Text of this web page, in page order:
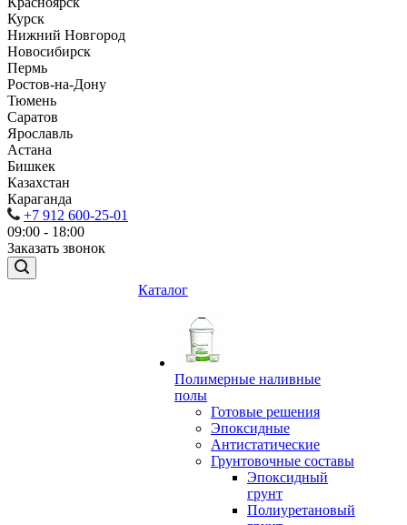
Курск
Нижний Новгород
Новосибирск
Пермь
Ростов-на-Дону
Тюмень
Саратов
Ярославль
Астана
Бишкек
Казахстан
Караганда
+7 912 600-25-01
09:00 - 18:00
Заказать звонок
Каталог
Полимерные наливные
полы
Готовые решения
Эпоксидные
Антистатические
Грунтовочные составы
Эпоксидный
грунт
Полиуретановый